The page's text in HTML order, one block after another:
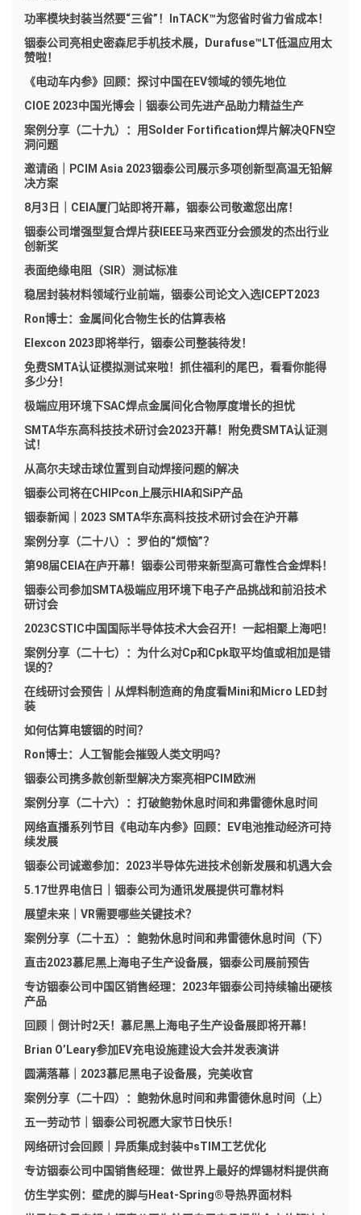
功率模块封装当然要“三省”！InTACK™为您省时省力省成本！
铟泰公司亮相史密森尼手机技术展，Durafuse™LT低温应用太
赞啦！
《电动车内参》回顾：探讨中国在EV领域的领先地位
CIOE 2023中国光博会｜铟泰公司先进产品助力精益生产
案例分享（二十九）：用Solder Fortification焊片解决QFN空
洞问题
邀请函｜PCIM Asia 2023铟泰公司展示多项创新型高温无铅解
决方案
8月3日｜CEIA厦门站即将开幕，铟泰公司敬邀您出席！
铟泰公司增强型复合焊片获IEEE马来西亚分会颁发的杰出行业
创新奖
表面绝缘电阻（SIR）测试标准
稳居封装材料领域行业前端，铟泰公司论文入选ICEPT2023
Ron博士：金属间化合物生长的估算表格
Elexcon 2023即将举行，铟泰公司整装待发！
免费SMTA认证模拟测试来啦！抓住福利的尾巴，看看你能得
多少分！
极端应用环境下SAC焊点金属间化合物厚度增长的担忧
SMTA华东高科技技术研讨会2023开幕！附免费SMTA认证测
试！
从高尔夫球击球位置到自动焊接问题的解决
铟泰公司将在CHIPcon上展示HIA和SiP产品
铟泰新闻｜2023 SMTA华东高科技技术研讨会在沪开幕
案例分享（二十八）：罗伯的“烦恼”？
第98届CEIA在庐开幕！铟泰公司带来新型高可靠性合金焊料！
铟泰公司参加SMTA极端应用环境下电子产品挑战和前沿技术
研讨会
2023CSTIC中国国际半导体技术大会召开！一起相聚上海吧！
案例分享（二十七）：为什么对Cp和Cpk取平均值或相加是错
误的？
在线研讨会预告｜从焊料制造商的角度看Mini和Micro LED封
装
如何估算电镀铟的时间？
Ron博士：人工智能会摧毁人类文明吗？
铟泰公司携多款创新型解决方案亮相PCIM欧洲
案例分享（二十六）：打破鲍勃休息时间和弗雷德休息时间
网络直播系列节目《电动车内参》回顾：EV电池推动经济可持
续发展
铟泰公司诚邀参加：2023半导体先进技术创新发展和机遇大会
5.17世界电信日｜铟泰公司为通讯发展提供可靠材料
展望未来｜VR需要哪些关键技术？
案例分享（二十五）：鲍勃休息时间和弗雷德休息时间（下）
直击2023慕尼黑上海电子生产设备展，铟泰公司展前预告
专访铟泰公司中国区销售经理：2023年铟泰公司持续输出硬核
产品
回顾｜倒计时2天！慕尼黑上海电子生产设备展即将开幕！
Brian O’Leary参加EV充电设施建设大会并发表演讲
圆满落幕｜2023慕尼黑电子设备展，完美收官
案例分享（二十四）：鲍勃休息时间和弗雷德休息时间（上）
五一劳动节｜铟泰公司祝愿大家节日快乐！
网络研讨会回顾｜异质集成封装中sTIM工艺优化
专访铟泰公司中国销售经理：做世界上最好的焊锡材料提供商
仿生学实例：壁虎的脚与Heat-Spring®导热界面材料